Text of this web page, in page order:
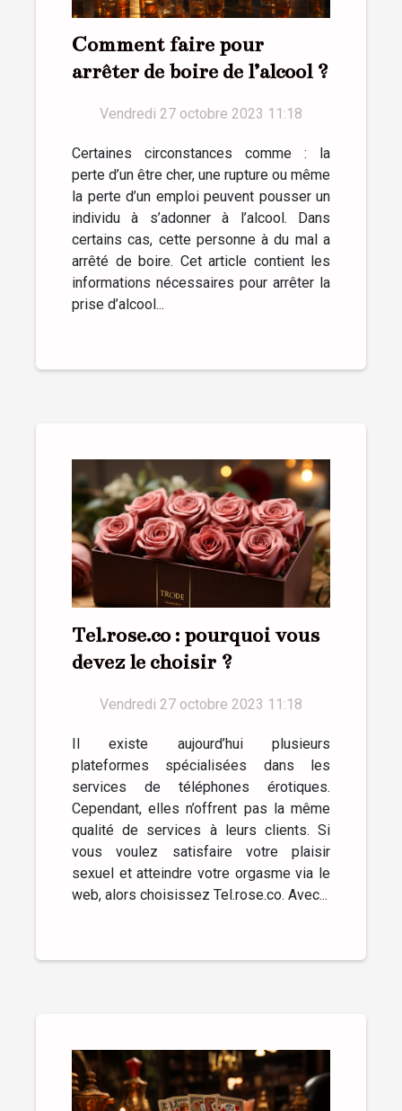
Comment faire pour
arrêter de boire de l’alcool ?
Vendredi 27 octobre 2023 11:18
Certaines circonstances comme : la
perte d’un être cher, une rupture ou même
la perte d’un emploi peuvent pousser un
individu à s’adonner à l’alcool. Dans
certains cas, cette personne à du mal a
arrêté de boire. Cet article contient les
informations nécessaires pour arrêter la
prise d’alcool...
Tel.rose.co : pourquoi vous
devez le choisir ?
Vendredi 27 octobre 2023 11:18
Il existe aujourd’hui plusieurs
plateformes spécialisées dans les
services de téléphones érotiques.
Cependant, elles n’offrent pas la même
qualité de services à leurs clients. Si
vous voulez satisfaire votre plaisir
sexuel et atteindre votre orgasme via le
web, alors choisissez Tel.rose.co. Avec...